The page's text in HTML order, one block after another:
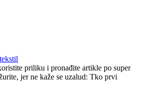
priliku i pronađite artikle po super
jer ne kaže se uzalud: Tko prvi